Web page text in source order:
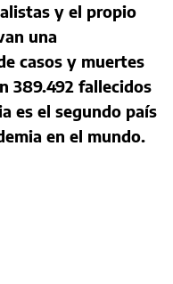
y el propio
una
casos y muertes
389.492 fallecidos
es el segundo país
en el mundo.